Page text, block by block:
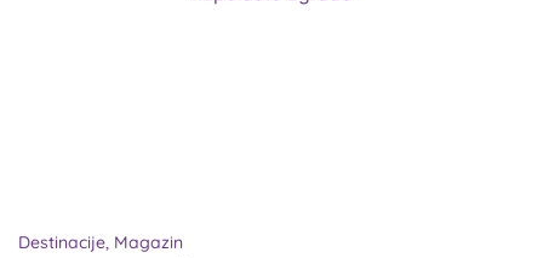
Destinacije, Magazin